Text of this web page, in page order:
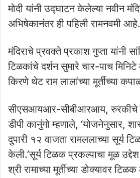
मोदी यांनी उद्घाटन केलेल्या नवीन
अभिषेकानंतर ही पहिली रामनवमी आहे.
मंदिराचे प्रवक्ते प्रकाश गुप्ता यांनी
टिळकांचे दर्शन सुमारे चार-पाच
किरणे थेट राम लालांच्या मूर्तीच्या
सीएसआयआर-सीबीआरआय, रुरकीचे
डीपी कानुंगो म्हणाले, ‘योजनेनुसार,
दुपारी १२ वाजता रामललाच्या सूर्य
केली.’सूर्य टिळक प्रकल्पाचा मूळ उद्देश
श्री रामाच्या मूर्तीच्या डोक्यावर